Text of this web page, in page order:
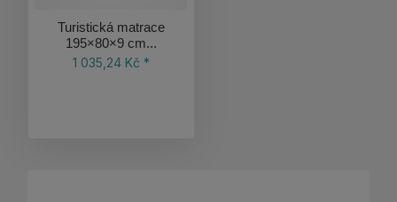
Turistická matrace
195×80×9 cm...
1 035,24 Kč *